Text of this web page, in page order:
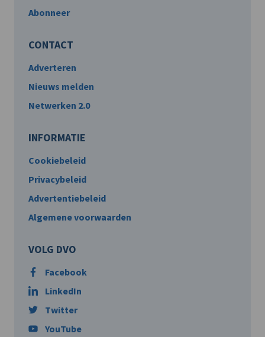
Abonneer
CONTACT
Adverteren
Nieuws melden
Netwerken 2.0
INFORMATIE
Cookiebeleid
Privacybeleid
Advertentiebeleid
Algemene voorwaarden
VOLG DVO
Facebook
LinkedIn
Twitter
YouTube